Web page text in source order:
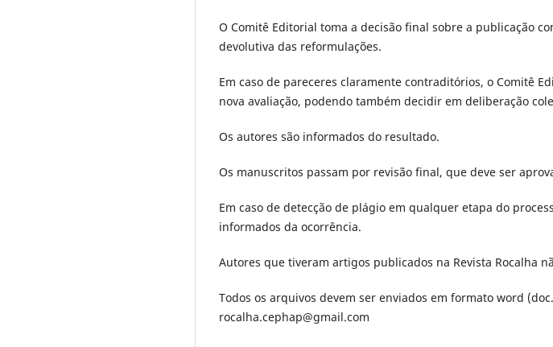
O Comitê Editorial toma a decisão final sobre a publicação
devolutiva das reformulações.
Em caso de pareceres claramente contraditórios, o Comitê
nova avaliação, podendo também decidir em deliberação
Os autores são informados do resultado.
Os manuscritos passam por revisão final, que deve ser
Em caso de detecção de plágio em qualquer etapa do
informados da ocorrência.
Autores que tiveram artigos publicados na Revista Rocalha
Todos os arquivos devem ser enviados em formato word
rocalha.cephap@gmail.com